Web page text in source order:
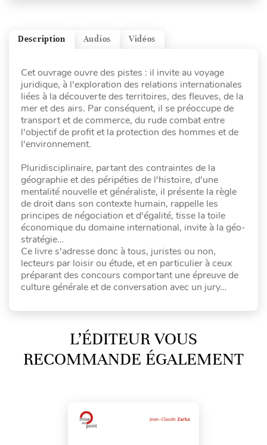
Vidéos
Audios
Description
Cet ouvrage ouvre des pistes : il invite au voyage
juridique, à l'exploration des relations internationales
liées à la découverte des territoires, des fleuves, de la
mer et des airs. Par conséquent, il se préoccupe de
transport et de commerce, du rude combat entre
l'objectif de profit et la protection des hommes et de
l'environnement.
Pluridisciplinaire, partant des contraintes de la
géographie et des péripéties de l'histoire, d'une
mentalité nouvelle et généraliste, il présente la règle
de droit dans son contexte humain, rappelle les
principes de négociation et d'égalité, tisse la toile
économique du domaine international, invite à la géo-
stratégie…
Ce livre s'adresse donc à tous, juristes ou non,
lecteurs par loisir ou étude, et en particulier à ceux
préparant des concours comportant une épreuve de
culture générale et de conversation avec un jury…
L’ÉDITEUR VOUS
RECOMMANDE ÉGALEMENT